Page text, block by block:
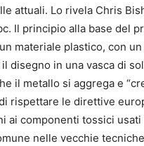
attuali. Lo rivela Chris
Il principio alla base del
materiale plastico, con
disegno in una vasca di
il metallo si aggrega e
rispettare le direttive
ai componenti tossici
nelle vecchie